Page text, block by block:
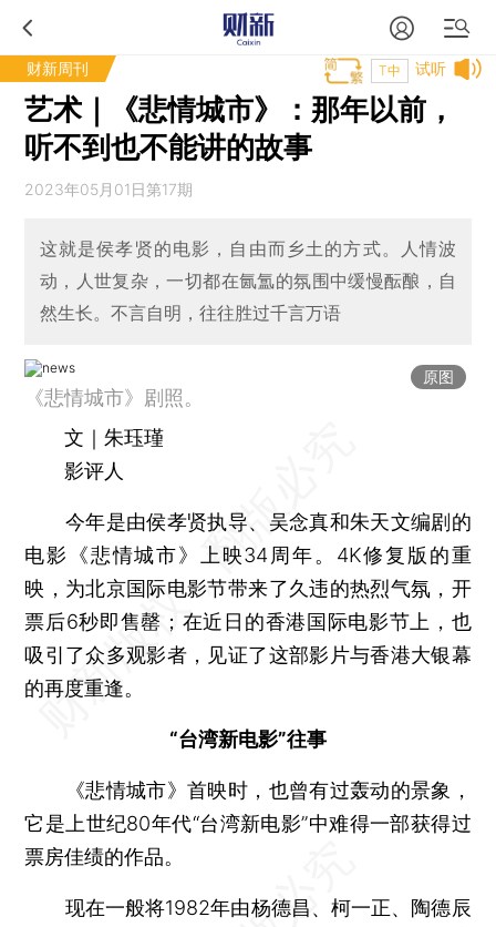
财新周刊 试听
T中
艺术｜《悲情城市》：那年以前，
听不到也不能讲的故事
2023年05月01日第17期
这就是侯孝贤的电影，自由而乡土的方式。人情波
动，人世复杂，一切都在氤氲的氛围中缓慢酝酿，自
然生长。不言自明，往往胜过千言万语
原图
《悲情城市》剧照。
文｜朱珏瑾
影评人
今年是由侯孝贤执导、吴念真和朱天文编剧的
电影《悲情城市》上映34周年。4K修复版的重
映，为北京国际电影节带来了久违的热烈气氛，开
票后6秒即售罄；在近日的香港国际电影节上，也
吸引了众多观影者，见证了这部影片与香港大银幕
的再度重逢。
“台湾新电影”往事
《悲情城市》首映时，也曾有过轰动的景象，
它是上世纪80年代“台湾新电影”中难得一部获得过
票房佳绩的作品。
现在一般将1982年由杨德昌、柯一正、陶德辰